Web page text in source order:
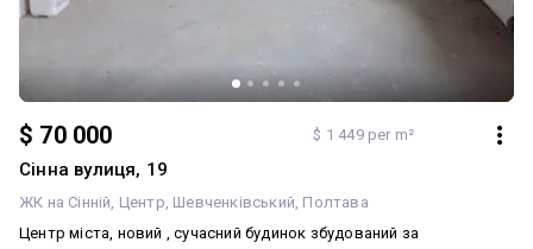
$ 70 000 $ 1 449 per m²
Сінна вулиця, 19
ЖК на Сінній Центр Шевченківський Полтава
Центр міста, новий , сучасний будинок збудований за